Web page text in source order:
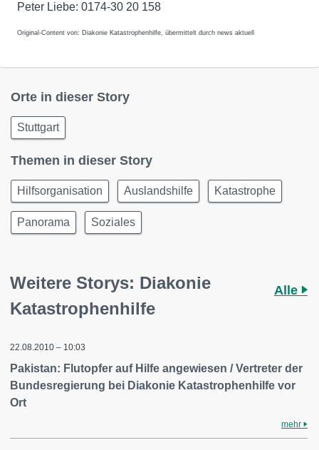
Peter Liebe: 0174-30 20 158
Original-Content von: Diakonie Katastrophenhilfe, übermittelt durch news aktuell
Orte in dieser Story
Stuttgart
Themen in dieser Story
Hilfsorganisation Auslandshilfe Katastrophe
Panorama Soziales
Weitere Storys: Diakonie
Katastrophenhilfe
Alle
22.08.2010 – 10:03
Pakistan: Flutopfer auf Hilfe angewiesen / Vertreter der
Bundesregierung bei Diakonie Katastrophenhilfe vor
Ort
mehr